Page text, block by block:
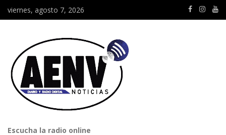
viernes, agosto 7, 2026
Escucha la radio online